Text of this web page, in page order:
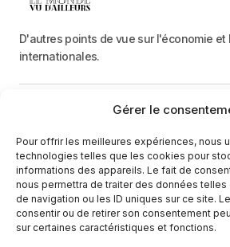
Gérer le
Pour offrir les meilleures expériences, nous
technologies telles que les cookies pour
informations des appareils. Le fait de
nous permettra de traiter des données
de navigation ou les ID uniques sur ce site.
consentir ou de retirer son consentement
sur certaines caractéristiques et fonctions.
D'autres points de vue sur l'économie et
internationales.
Catégories
Recevez une information neutre
E-mail